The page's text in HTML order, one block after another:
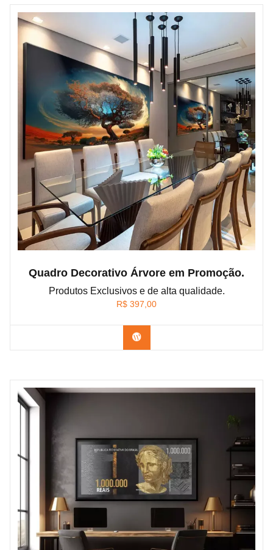
Quadro Decorativo Árvore em Promoção.
Produtos Exclusivos e de alta qualidade.
R$ 397,00
Confira os modelos